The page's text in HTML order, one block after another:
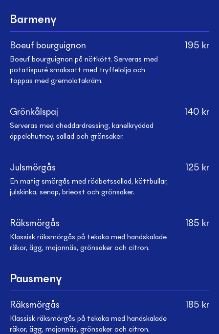
Barmeny
Boeuf bourguignon 195 kr
Boeuf bourguignon på nötkött. Serveras med
potatispuré smaksatt med tryffelolja och
toppas med gremolatakräm.
Grönkålspaj 140 kr
Serveras med cheddardressing, kanelkryddad
äppelchutney, sallad och grönsaker.
Julsmörgås 125 kr
En matig smörgås med rödbetssallad, köttbullar,
julskinka, senap, brieost och grönsaker.
Räksmörgås 185 kr
Klassisk räksmörgås på tekaka med handskalade
räkor, ägg, majonnäs, grönsaker och citron.
Pausmeny
Räksmörgås 185 kr
Klassisk räksmörgås på tekaka med handskalade
räkor, ägg, majonnäs, grönsaker och citron.